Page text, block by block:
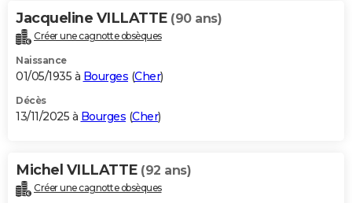
Jacqueline VILLATTE (90 ans)
Créer une cagnotte obsèques
Naissance
01/05/1935 à Bourges (Cher)
Décès
13/11/2025 à Bourges (Cher)
Michel VILLATTE (92 ans)
Créer une cagnotte obsèques